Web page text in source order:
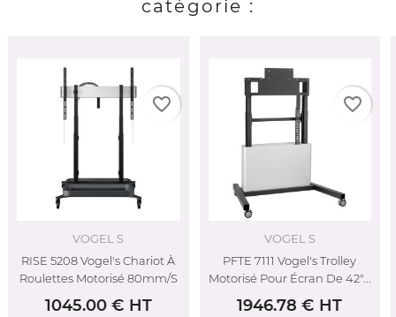
catégorie :
Chariot À
80mm/s
PFTE 7111 Vogel's Trolley
Motorisé Pour Écran De 42"...
1946.78 € HT
LUX-UP 1050L
Colonne Fixe
1050mm
285.10 €